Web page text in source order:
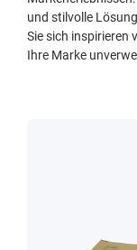
und stilvolle
Sie sich inspirieren
Ihre Marke